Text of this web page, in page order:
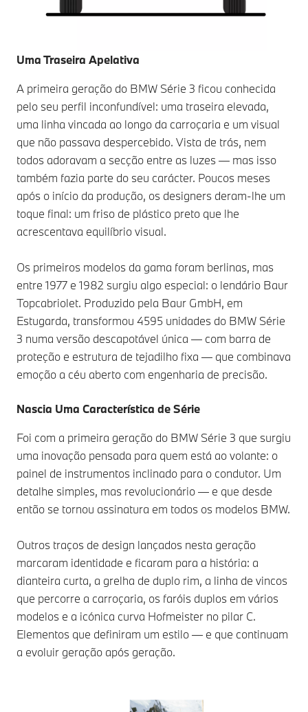
Uma Traseira Apelativa
A primeira geração do BMW Série 3 ficou conhecida
pelo seu perfil inconfundível: uma traseira elevada,
uma linha vincada ao longo da carroçaria e um visual
que não passava despercebido. Vista de trás, nem
todos adoravam a secção entre as luzes — mas isso
também fazia parte do seu carácter. Poucos meses
após o início da produção, os designers deram-lhe um
toque final: um friso de plástico preto que lhe
acrescentava equilíbrio visual.
Os primeiros modelos da gama foram berlinas, mas
entre 1977 e 1982 surgiu algo especial: o lendário Baur
Topcabriolet. Produzido pela Baur GmbH, em
Estugarda, transformou 4595 unidades do BMW Série
3 numa versão descapotável única — com barra de
proteção e estrutura de tejadilho fixa — que combinava
emoção a céu aberto com engenharia de precisão.
Nascia Uma Característica de Série
Foi com a primeira geração do BMW Série 3 que surgiu
uma inovação pensada para quem está ao volante: o
painel de instrumentos inclinado para o condutor. Um
detalhe simples, mas revolucionário — e que desde
então se tornou assinatura em todos os modelos BMW.
Outros traços de design lançados nesta geração
marcaram identidade e ficaram para a história: a
dianteira curta, a grelha de duplo rim, a linha de vincos
que percorre a carroçaria, os faróis duplos em vários
modelos e a icónica curva Hofmeister no pilar C.
Elementos que definiram um estilo — e que continuam
a evoluir geração após geração.